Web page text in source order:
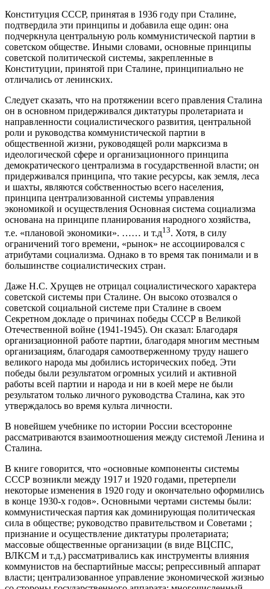
Конституция СССР, принятая в 1936 году при Сталине,
подтвердила эти принципы и добавила еще один: она
подчеркнула центральную роль коммунистической партии в
советском обществе. Иными словами, основные принципы
советской политической системы, закрепленные в
Конституции, принятой при Сталине, принципиально не
отличались от ленинских.
Следует сказать, что на протяжении всего правления Сталина
он в основном придерживался диктатуры пролетариата и
направленности социалистического развития, центральной
роли и руководства коммунистической партии в
общественной жизни, руководящей роли марксизма в
идеологической сфере и организационного принципа
демократического централизма в государственной власти; он
придерживался принципа, что такие ресурсы, как земля, леса
и шахты, являются собственностью всего населения,
принципа централизованной системы управления
экономикой и осуществления Основная система социализма
основана на принципе планирования народного хозяйства,
т.е. «плановой экономики». …… и т.д13. Хотя, в силу
ограничений того времени, «рынок» не ассоциировался с
атрибутами социализма. Однако в то время так понимали и в
большинстве социалистических стран.
Даже Н.С. Хрущев не отрицал социалистического характера
советской системы при Сталине. Он высоко отозвался о
советской социальной системе при Сталине в своем
Секретном докладе о причинах победы СССР в Великой
Отечественной войне (1941-1945). Он сказал: Благодаря
организационной работе партии, благодаря многим местным
организациям, благодаря самоотверженному труду нашего
великого народа мы добились исторических побед. Эти
победы были результатом огромных усилий и активной
работы всей партии и народа и ни в коей мере не были
результатом только личного руководства Сталина, как это
утверждалось во время культа личности.
В новейшем учебнике по истории России всесторонне
рассматриваются взаимоотношения между системой Ленина и
Сталина.
В книге говорится, что «основные компоненты системы
СССР возникли между 1917 и 1920 годами, претерпели
некоторые изменения в 1920 году и окончательно оформились
в конце 1930-х годов». Основными чертами системы были:
коммунистическая партия как доминирующая политическая
сила в обществе; руководство правительством и Советами ;
признание и осуществление диктатуры пролетариата;
массовые общественные организации (в виде ВЦСПС,
ВЛКСМ и т.д.) рассматривались как инструменты влияния
коммунистов на беспартийные массы; репрессивный аппарат
власти; централизованное управление экономической жизнью